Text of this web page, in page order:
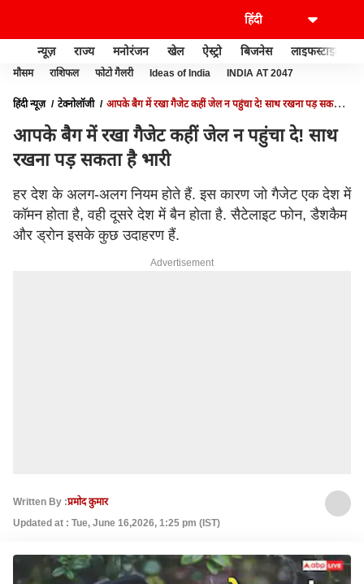
न्यूज़ राज्य मनोरंजन खेल ऐस्ट्रो बिजनेस लाइफस्टाइल
मौसम राशिफल फोटो गैलरी Ideas of India INDIA AT 2047
हिंदी न्यूज़ टेक्नोलॉजी
आपके बैग में रखा गैजेट कहीं जेल न पहुंचा दे! साथ रखना पड़ सकता है
आपके बैग में रखा गैजेट कहीं जेल न पहुंचा दे! साथ
रखना पड़ सकता है भारी
हर देश के अलग-अलग नियम होते हैं. इस कारण जो गैजेट एक देश में
कॉमन होता है, वही दूसरे देश में बैन होता है. सैटेलाइट फोन, डैशकैम
और ड्रोन इसके कुछ उदाहरण हैं.
Advertisement
Written By :प्रमोद कुमार
Updated at : Tue, June 16,2026, 1:25 pm (IST)